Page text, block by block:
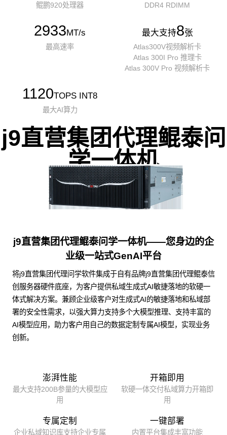
鲲鹏920处理器 DDR4 RDIMM
2933MT/s
最高速率
最大支持8张
Atlas300V视频解析卡
Atlas 300I Pro 推理卡
Atlas 300V Pro 视频解析卡
1120TOPS INT8
最大AI算力
j9直营集团代理鲲泰问
学一体机
j9直营集团代理鲲泰问学一体机——您身边的企
业级一站式GenAI平台
将j9直营集团代理问学软件集成于自有品牌j9直营集团代理鲲泰信
创服务器硬件底座，为客户提供私域生成式AI敏捷落地的软硬一
体式解决方案。兼顾企业级客户对生成式AI的敏捷落地和私域部
署的安全性需求，以强大算力支持多个大模型推理、支持丰富的
AI模型应用，助力客户用自己的数据定制专属AI模型，实现业务
创新。
澎湃性能
最大支持200B参量的大模型应
用
开箱即用
软硬一体交付私域算力开箱即
用
专属定制
企业私域知识库支持企业专属
一键部署
内置平台集成丰富功能